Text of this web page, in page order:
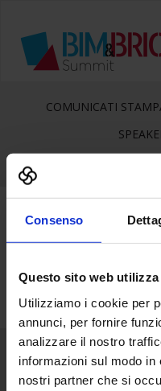
Consenso
Questo sito web
Utilizziamo i cookie per
annunci, per fornire
analizzare il nostro
informazioni sul modo
nostri partner che si
COMUNICATI